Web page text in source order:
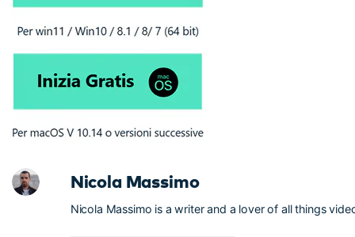
Nicola Massimo
Nicola Massimo is a writer and a lover of all things